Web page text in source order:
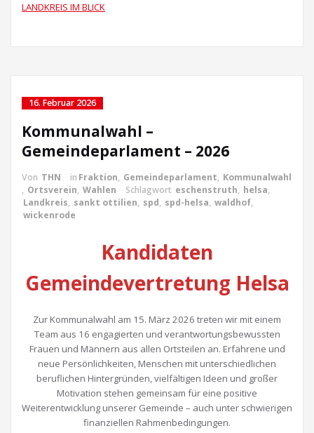
LANDKREIS IM BLICK
16. Februar 2026
Kommunalwahl –
Gemeindeparlament – 2026
Von THN in Fraktion, Gemeindeparlament, Kommunalwahl
, Ortsverein, Wahlen Schlagwort eschenstruth, helsa,
Landkreis, sankt ottilien, spd, spd-helsa, waldhof,
wickenrode
Kandidaten
Gemeindevertretung Helsa
Zur Kommunalwahl am 15. März 2026 treten wir mit einem
Team aus 16 engagierten und verantwortungsbewussten
Frauen und Männern aus allen Ortsteilen an. Erfahrene und
neue Persönlichkeiten, Menschen mit unterschiedlichen
beruflichen Hintergründen, vielfältigen Ideen und großer
Motivation stehen gemeinsam für eine positive
Weiterentwicklung unserer Gemeinde – auch unter schwierigen
finanziellen Rahmenbedingungen.